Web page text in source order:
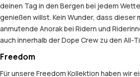
deinen Tag in den Bergen bei jedem
genießen willst. Kein Wunder, dass dieser
anmutende Anorak bei Ridern und
auch innerhalb der Dope Crew zu den All-
Freedom
Für unsere Freedom Kollektion haben wir